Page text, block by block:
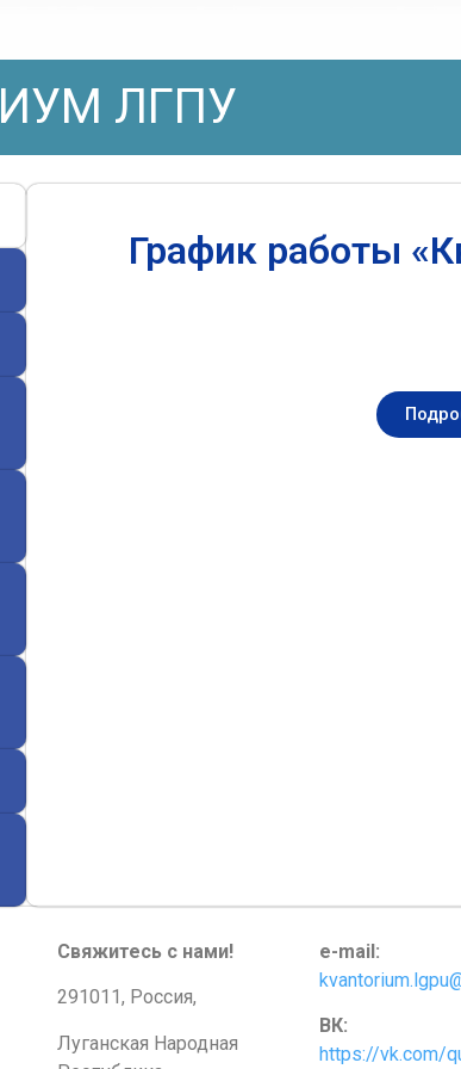
ЛГПУ
График работы
Свяжитесь с нами!
291011, Россия,
Луганская Народная
e-mail:
ВК:
https://vk.com/